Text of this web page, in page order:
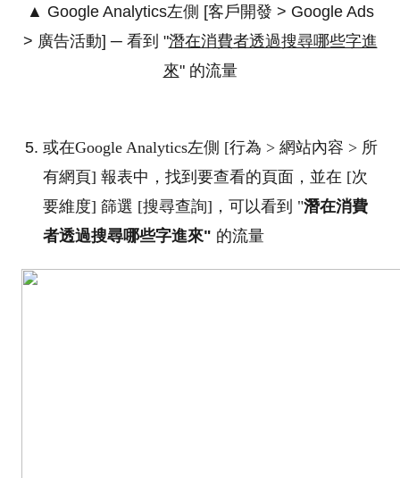
▲ Google Analytics左側 [客戶開發 > Google Ads
> 廣告活動] ─ 看到 "潛在消費者透過搜尋哪些字進
來" 的流量
或在Google Analytics左側 [行為 > 網站內容 > 所
有網頁] 報表中，找到要查看的頁面，並在 [次
要維度] 篩選 [搜尋查詢]， 可以看到 "潛在消費
者透過搜尋哪些字進來" 的流量